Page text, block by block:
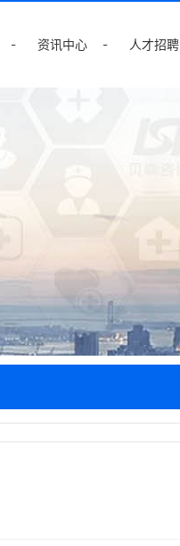
资讯中心 人才招聘